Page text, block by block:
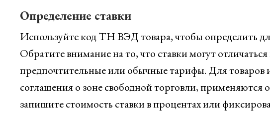
Определение ставки
Используйте код ТН ВЭД товара, чтобы определить
Обратите внимание на то, что ставки могут
предпочтительные или обычные тарифы. Для товаров
соглашения о зоне свободной торговли,
запишите стоимость ставки в процентах или